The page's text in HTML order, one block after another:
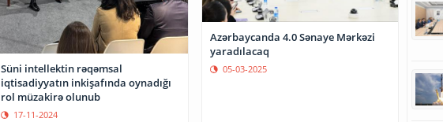
Süni intellektin rəqəmsal
iqtisadiyyatın inkişafında oynadığı
rol müzakirə olunub
17-11-2024
Azərbaycanda 4.0 Sənaye Mərkəzi
yaradılacaq
05-03-2025